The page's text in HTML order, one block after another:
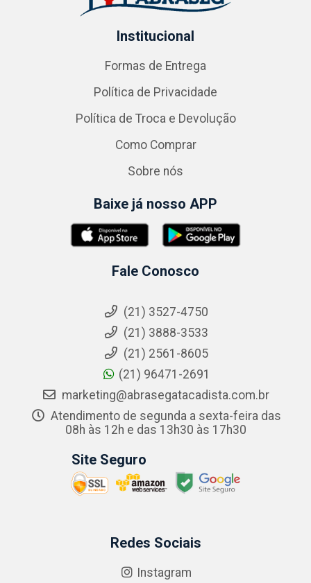
Institucional
Formas de Entrega
Política de Privacidade
Política de Troca e Devolução
Como Comprar
Sobre nós
Baixe já nosso APP
Fale Conosco
(21) 3527-4750
(21) 3888-3533
(21) 2561-8605
(21) 96471-2691
marketing@abrasegatacadista.com.br
Atendimento de segunda a sexta-feira das
08h às 12h e das 13h30 às 17h30
Site Seguro
Redes Sociais
Instagram